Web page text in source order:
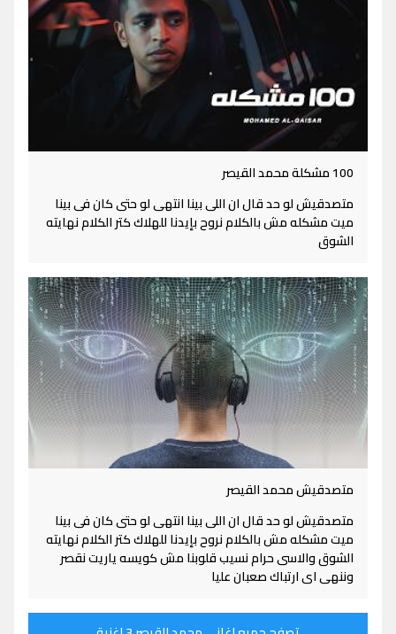
100 مشكلة محمد القيصر
متصدقيش لو حد قال ان اللى بينا انتهى لو حتى كان فى بينا
ميت مشكله مش بالكلام نروح بإيدنا للهلاك كتر الكلام نهايته
الشوق
متصدقيش محمد القيصر
متصدقيش لو حد قال ان اللى بينا انتهى لو حتى كان فى بينا
ميت مشكله مش بالكلام نروح بإيدنا للهلاك كتر الكلام نهايته
الشوق والاسى حرام نسيب قلوبنا مش كويسه ياريت نقصر
وننهى اى ارتباك صعبان عليا